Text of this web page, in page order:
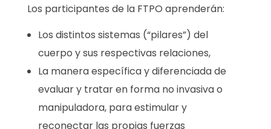
Los participantes de la FTPO aprenderán:
Los distintos sistemas (“pilares”) del
cuerpo y sus respectivas relaciones,
La manera específica y diferenciada de
evaluar y tratar en forma no invasiva o
manipuladora, para estimular y
reconectar las propias fuerzas